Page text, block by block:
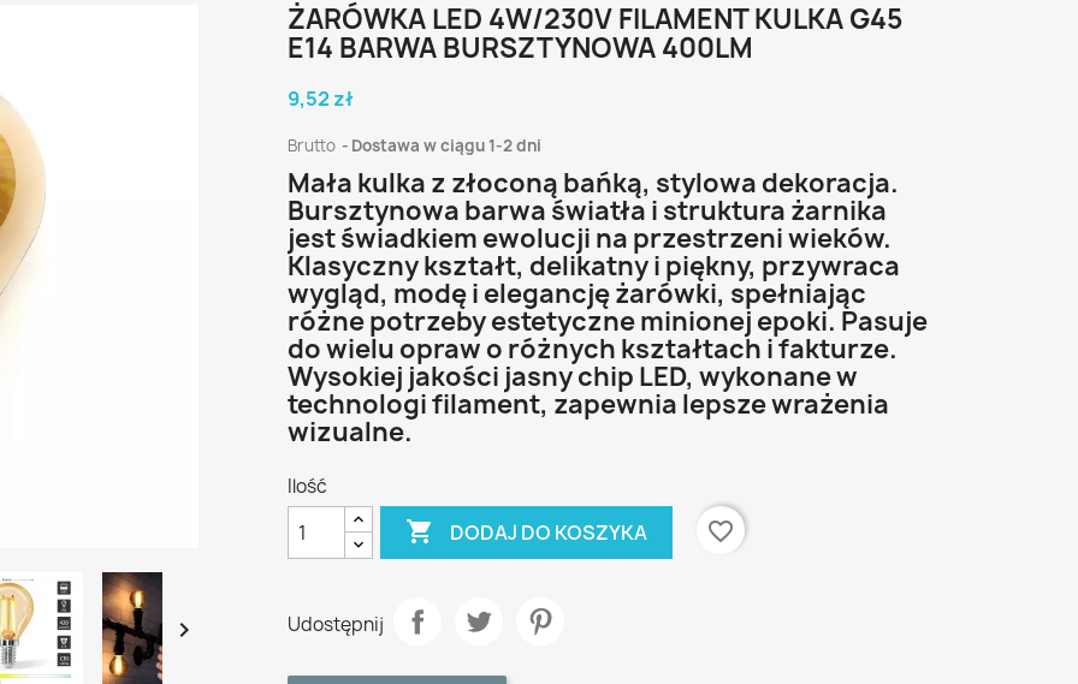

ŻARÓWKA LED 4W/230V FILAMENT KULKA G45
E14 BARWA BURSZTYNOWA 400LM
9,52 zł
Brutto Dostawa w ciągu 1-2 dni
Mała kulka z złoconą bańką, stylowa dekoracja.
Bursztynowa barwa światła i struktura żarnika
jest świadkiem ewolucji na przestrzeni wieków.
Klasyczny kształt, delikatny i piękny, przywraca
wygląd, modę i elegancję żarówki, spełniając
różne potrzeby estetyczne minionej epoki. Pasuje
do wielu opraw o różnych kształtach i fakturze.
Wysokiej jakości jasny chip LED, wykonane w
technologi filament, zapewnia lepsze wrażenia
wizualne.
Ilość
 DODAJ DO KOSZYKA favorite_border
Udostępnij